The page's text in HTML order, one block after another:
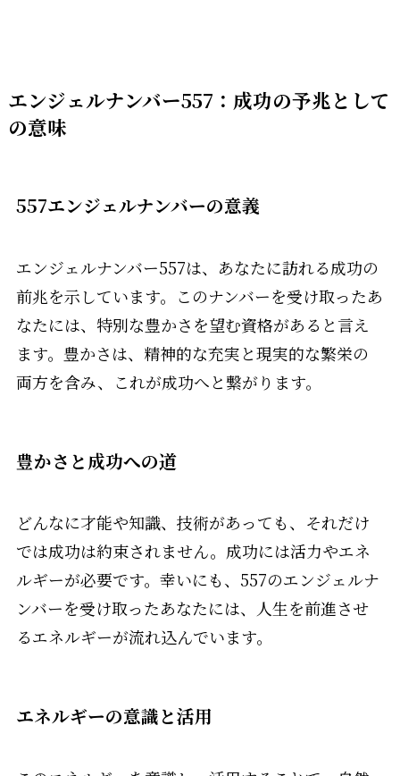
エンジェルナンバー557：成功の予兆として
の意味
557エンジェルナンバーの意義
エンジェルナンバー557は、あなたに訪れる成功の
前兆を示しています。このナンバーを受け取ったあ
なたには、特別な豊かさを望む資格があると言え
ます。豊かさは、精神的な充実と現実的な繁栄の
両方を含み、これが成功へと繋がります。
豊かさと成功への道
どんなに才能や知識、技術があっても、それだけ
では成功は約束されません。成功には活力やエネ
ルギーが必要です。幸いにも、557のエンジェルナ
ンバーを受け取ったあなたには、人生を前進させ
るエネルギーが流れ込んでいます。
エネルギーの意識と活用